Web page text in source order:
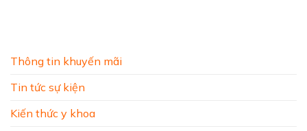
Thông tin khuyến mãi
Tin tức sự kiện
Kiến thức y khoa